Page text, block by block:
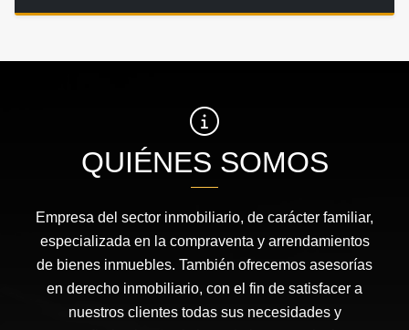
QUIÉNES SOMOS
Empresa del sector inmobiliario, de carácter familiar,
especializada en la compraventa y arrendamientos
de bienes inmuebles. También ofrecemos asesorías
en derecho inmobiliario, con el fin de satisfacer a
nuestros clientes todas sus necesidades y